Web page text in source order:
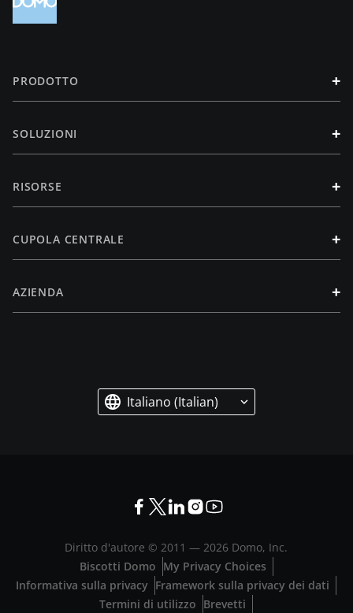
PRODOTTO +
SOLUZIONI +
RISORSE +
CUPOLA CENTRALE +
AZIENDA +
Italiano (Italian)
Diritto d'autore © 2011 — 2026 Domo, Inc.
Biscotti Domo My Privacy Choices
Informativa sulla privacy Framework sulla privacy dei dati
Termini di utilizzo Brevetti